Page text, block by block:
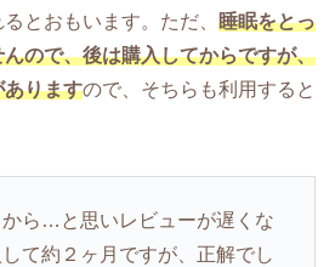
とおもいます。ただ、 睡眠をとっ
ので、後は購入してからですが、
ありますので、そちらも利用すると
から…と思いレビューが遅くな
て約２ヶ月ですが、正解でし